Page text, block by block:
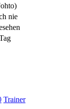
nie
Trainer